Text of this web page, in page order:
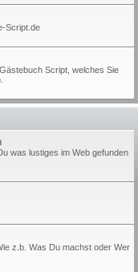
Script.de
Script, welches Sie
was lustiges im Web gefunden
z.b. Was Du machst oder Wer